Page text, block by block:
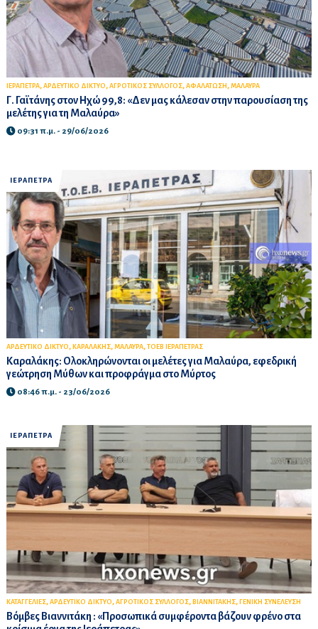
ΙΕΡΑΠΕΤΡΑ, ΑΡΔΕΥΤΙΚΟ ΔΙΚΤΥΟ, ΑΓΡΟΤΙΚΟΣ ΣΥΛΛΟΓΟΣ, ΑΦΑΛΑΤΩΣΗ , ΜΑΛΑΥΡΑ
Γ. Γαϊτάνης στον Ηχώ 99,8: «Δεν μας κάλεσαν στην παρουσίαση της
μελέτης για τη Μαλαύρα»
09:31 π.μ. - 29/06/2026
ΙΕΡΑΠΕΤΡΑ
ΑΡΔΕΥΤΙΚΟ ΔΙΚΤΥΟ, ΚΑΡΑΛΑΚΗΣ, ΜΑΛΑΥΡΑ, ΤΟΕΒ ΙΕΡΑΠΕΤΡΑΣ
Καραλάκης: Ολοκληρώνονται οι μελέτες για Μαλαύρα, εφεδρική
γεώτρηση Μύθων και προφράγμα στο Μύρτος
08:46 π.μ. - 23/06/2026
ΙΕΡΑΠΕΤΡΑ
ΚΑΤΑΓΓΕΛΙΕΣ, ΑΡΔΕΥΤΙΚΟ ΔΙΚΤΥΟ, ΑΓΡΟΤΙΚΟΣ ΣΥΛΛΟΓΟΣ, ΒΙΑΝΝΙΤΑΚΗΣ, ΓΕΝΙΚΗ ΣΥΝΕΛΕΥΣΗ
Βόμβες Βιαννιτάκη : «Προσωπικά συμφέροντα βάζουν φρένο στα